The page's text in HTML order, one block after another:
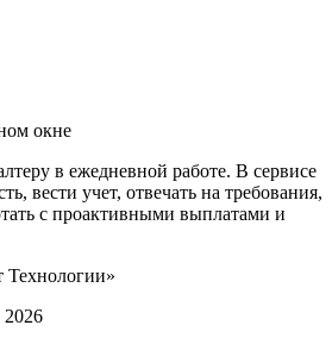
окне
в ежедневной работе. В сервисе
вести учет, отвечать на требования,
с проактивными выплатами и